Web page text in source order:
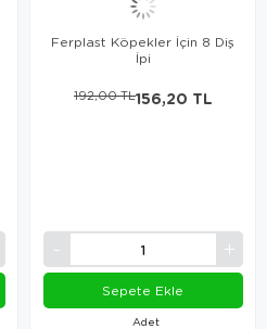
Ferplast Köpekler İçin 8 Diş
İpi
Adet
156,20 TL
192,00 TL
Sepete Ekle